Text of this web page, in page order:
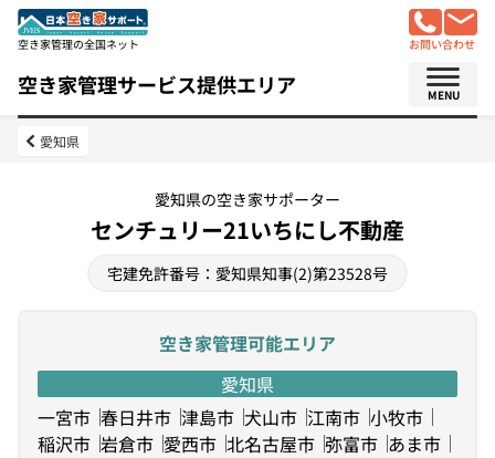
空き家管理の全国ネット お問い合わせ
空き家管理サービス提供エリア MENU
愛知県
愛知県の空き家サポーター
センチュリー21いちにし不動産
宅建免許番号：愛知県知事(2)第23528号
空き家管理可能エリア
愛知県
一宮市 春日井市 津島市 犬山市 江南市 小牧市
稲沢市 岩倉市 愛西市 北名古屋市 弥富市 あま市